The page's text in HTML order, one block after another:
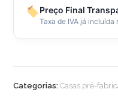
Preço Final
Taxa de IVA já
Categorias:Casas pré-